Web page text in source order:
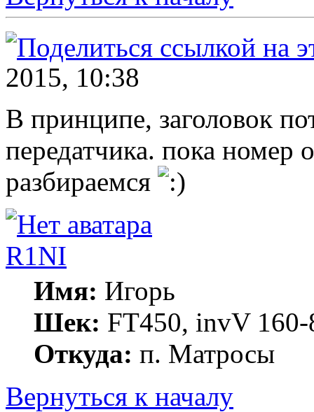
2015, 10:38
В принципе, заголовок
передатчика. пока номер
разбираемся
R1NI
Имя: Игорь
Шек: FT450, invV
Откуда: п. Матросы
Вернуться к началу